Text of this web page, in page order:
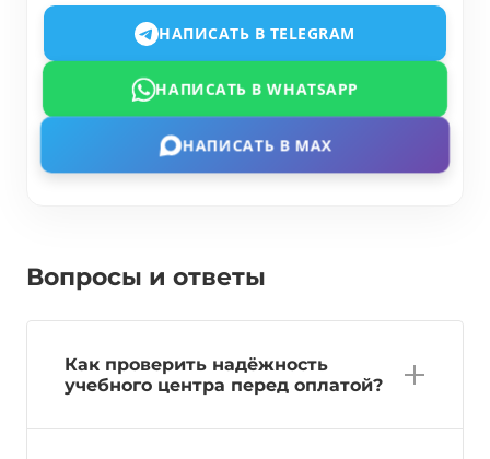
НАПИСАТЬ В TELEGRAM
НАПИСАТЬ В WHATSAPP
НАПИСАТЬ В MAX
Вопросы и ответы
Как проверить надёжность
учебного центра перед оплатой?